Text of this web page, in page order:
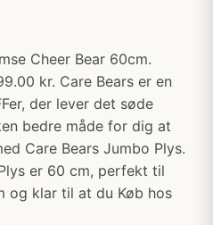
Cheer Bear 60cm.
kr. Care Bears er en
der lever det søde
bedre måde for dig at
Care Bears Jumbo Plys.
er 60 cm, perfekt til
og klar til at du Køb hos